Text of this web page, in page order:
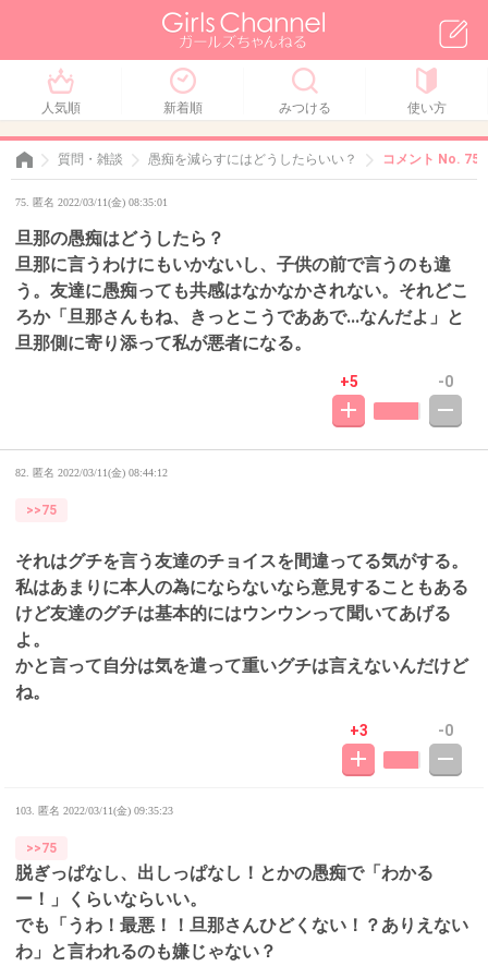
人気順 新着順 みつける 使い方
質問・雑談 愚痴を減らすにはどうしたらいい？ コメント No. 75
75. 匿名 2022/03/11(金) 08:35:01
旦那の愚痴はどうしたら？
旦那に言うわけにもいかないし、子供の前で言うのも違
う。友達に愚痴っても共感はなかなかされない。それどこ
ろか「旦那さんもね、きっとこうでああで...なんだよ」と
旦那側に寄り添って私が悪者になる。
+5 -0
82. 匿名 2022/03/11(金) 08:44:12
>>75
それはグチを言う友達のチョイスを間違ってる気がする。
私はあまりに本人の為にならないなら意見することもある
けど友達のグチは基本的にはウンウンって聞いてあげる
よ。
かと言って自分は気を遣って重いグチは言えないんだけど
ね。
+3 -0
103. 匿名 2022/03/11(金) 09:35:23
>>75
脱ぎっぱなし、出しっぱなし！とかの愚痴で「わかる
ー！」くらいならいい。
でも「うわ！最悪！！旦那さんひどくない！？ありえない
わ」と言われるのも嫌じゃない？